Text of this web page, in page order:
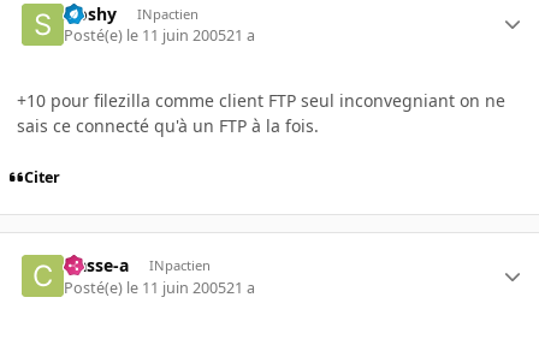
sloshy INpactien
Posté(e) le 11 juin 200521 a
+10 pour filezilla comme client FTP seul inconvegniant on ne
sais ce connecté qu'à un FTP à la fois.
Citer
classe-a INpactien
Posté(e) le 11 juin 200521 a